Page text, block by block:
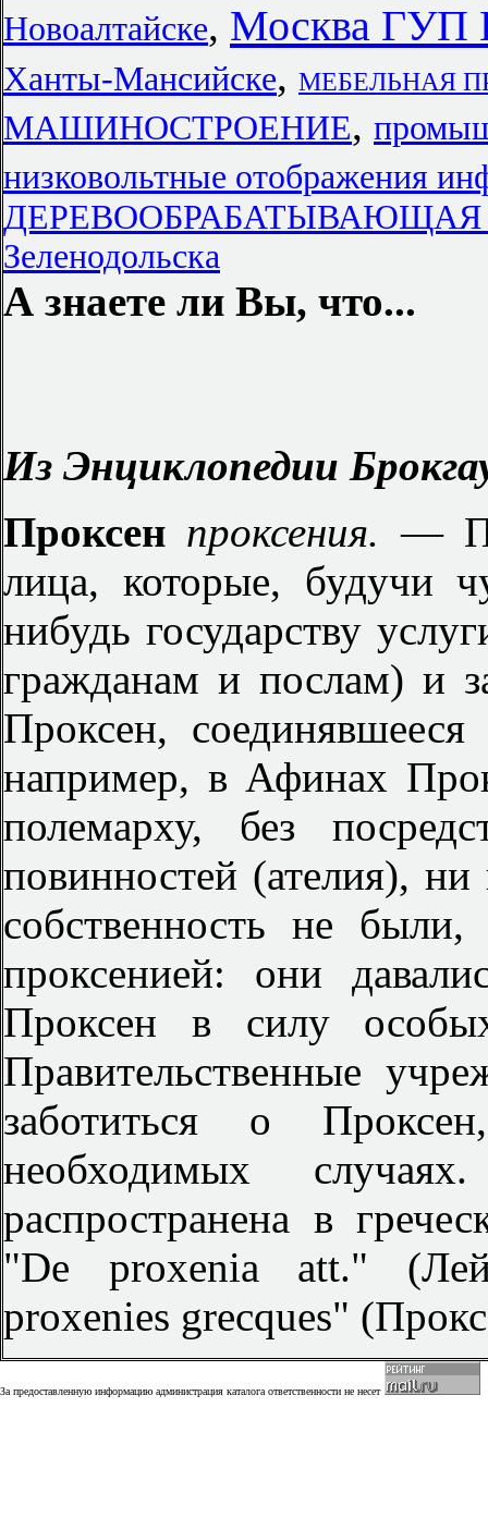
Новоалтайске, Москва ГУП
Ханты-Мансийске, МЕБЕЛЬНАЯ
МАШИНОСТРОЕНИЕ,
низковольтные отображения
ДЕРЕВООБРАБАТЫВАЮЩАЯ
Зеленодольска
А знаете ли Вы, что...
Из Энциклопедии
Проксен проксения.—
лица, которые, будучи
нибудь государству
гражданам и послам) и
Проксен,
например, в Афинах
полемарху, без
повинностей (ателия),
собственность не
проксенией: они
Проксен в силу
Правительственные
заботиться о
необходимых
распространена в
"De proxenia att."
proxenies grecques"
За предоставленную информацию администрация каталога ответственности не несет